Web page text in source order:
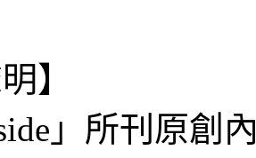
】
」所刊原創